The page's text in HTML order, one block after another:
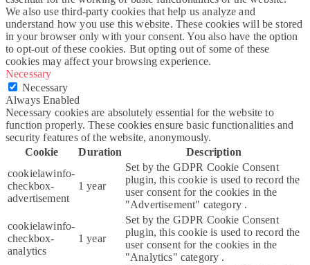
We also use third-party cookies that help us analyze and
understand how you use this website. These cookies will be stored
in your browser only with your consent. You also have the option
to opt-out of these cookies. But opting out of some of these
cookies may affect your browsing experience.
Necessary
Necessary
Always Enabled
Necessary cookies are absolutely essential for the website to
function properly. These cookies ensure basic functionalities and
security features of the website, anonymously.
Cookie
Duration
Description
cookielawinfo-
checkbox-
advertisement
1 year
Set by the GDPR Cookie Consent
plugin, this cookie is used to record the
user consent for the cookies in the
"Advertisement" category .
cookielawinfo-
checkbox-
analytics
1 year
Set by the GDPR Cookie Consent
plugin, this cookie is used to record the
user consent for the cookies in the
"Analytics" category .